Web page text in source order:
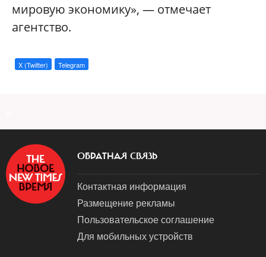
мировую экономику», — отмечает
агентство.
X (Twitter) Telegram
ОБРАТНАЯ СВЯЗЬ
Контактная информация
Размещение рекламы
Пользовательское соглашение
Для мобильных устройств